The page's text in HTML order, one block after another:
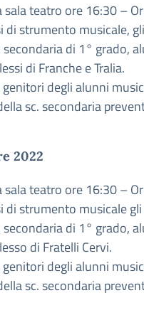
sala teatro ore 16:30 –
di strumento musicale,
secondaria di 1° grado,
di Franche e Tralia.
degli alunni
sc. secondaria
2022
sala teatro ore 16:30 –
di strumento musicale
secondaria di 1° grado,
di Fratelli Cervi.
degli alunni
sc. secondaria